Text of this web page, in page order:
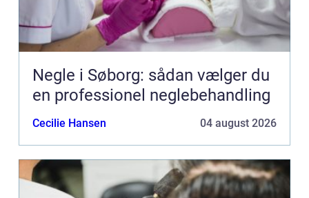
Negle i Søborg: sådan vælger du
en professionel neglebehandling
Cecilie Hansen 04 august 2026